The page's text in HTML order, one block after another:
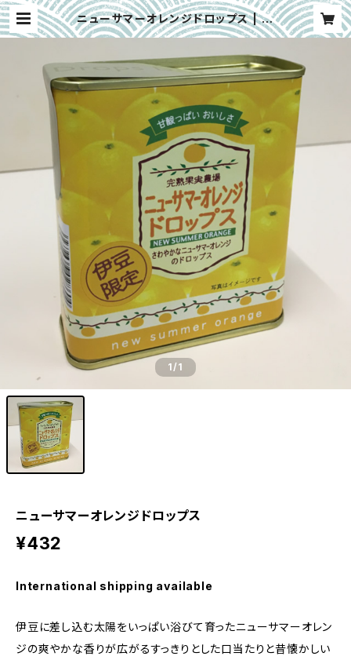
ニューサマーオレンジドロップス | 三
浦製菓
1/1
ニューサマーオレンジドロップス
¥432
International shipping available
伊豆に差し込む太陽をいっぱい浴びて育ったニューサマーオレン
ジの爽やかな香りが広がるすっきりとした口当たりと昔懐かしい